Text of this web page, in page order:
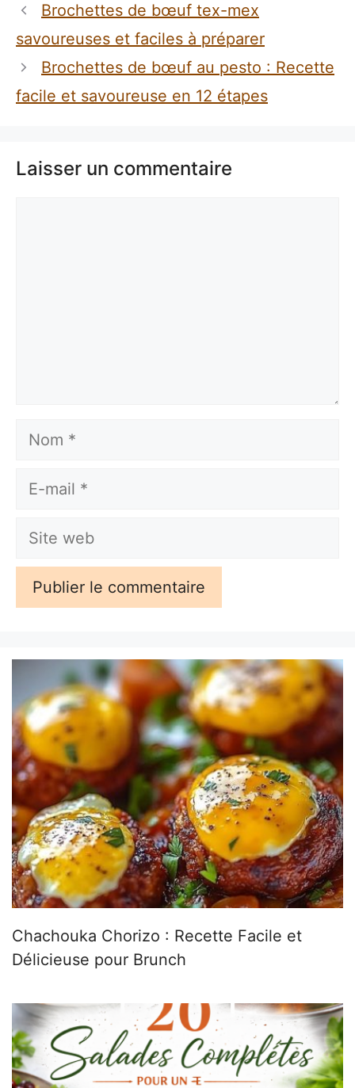
Brochettes de bœuf tex-mex
savoureuses et faciles à préparer
Brochettes de bœuf au pesto : Recette
facile et savoureuse en 12 étapes
Laisser un commentaire
Nom
E-
Site
Chachouka Chorizo : Recette Facile et
Délicieuse pour Brunch